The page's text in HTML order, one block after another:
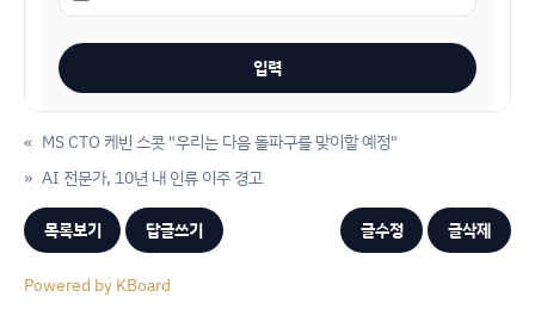
« MS CTO 케빈 스콧 "우리는 다음 돌파구를 맞이할 예정"
AI 전문가, 10년 내 인류 이주 경고
»
목록보기 답글쓰기 글수정 글삭제
Powered by KBoard